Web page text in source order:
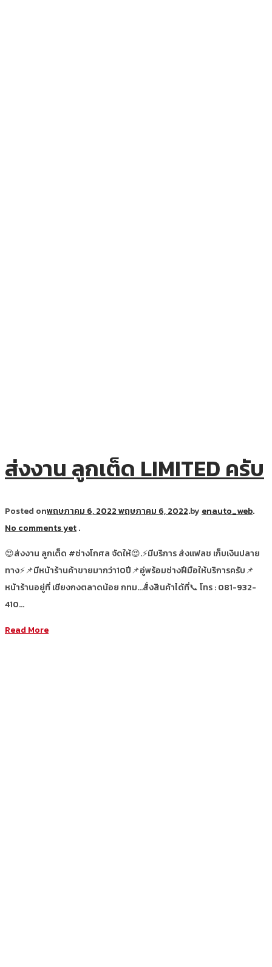
ส่งงาน ลูกเต็ด LIMITED ครับ
Posted onพฤษภาคม 6, 2022พฤษภาคม 6, 2022.byenauto_web.
No comments yet.
😍ส่งงาน ลูกเต็ด #ช่างโกศล จัดให้😍.⚡มีบริการ ส่งแฟลช เก็บเงินปลาย
ทาง⚡📌มีหน้าร้านค้าขายมากว่า10ปี📌อู่พร้อมช่างฝีมือให้บริการครับ📌
หน้าร้านอยู่ที่ เชียงกงตลาดน้อย กทม…สั่งสินค้าได้ที่📞 โทร : 081-932-
410…
Read More